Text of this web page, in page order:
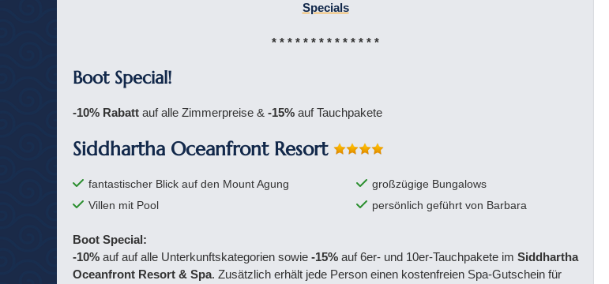
Specials
* * * * * * * * * * * * * *
Boot Special!
-10% Rabatt auf alle Zimmerpreise & -15% auf Tauchpakete
Siddhartha Oceanfront Resort
fantastischer Blick auf den Mount Agung
großzügige Bungalows
Villen mit Pool
persönlich geführt von Barbara
Boot Special:
-10% auf auf alle Unterkunftskategorien sowie -15% auf 6er- und 10er-Tauchpakete im Siddhartha
Oceanfront Resort & Spa. Zusätzlich erhält jede Person einen kostenfreien Spa-Gutschein für